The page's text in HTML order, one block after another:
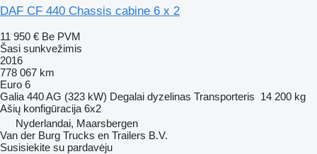
DAF CF 440 Chassis cabine 6 x 2
11 950 € Be PVM
Šasi sunkvežimis
2016
778 067 km
Euro 6
Galia 440 AG (323 kW) Degalai dyzelinas Transporteris 14 200 kg
Ašių konfigūracija 6x2
Nyderlandai, Maarsbergen
Van der Burg Trucks en Trailers B.V.
Susisiekite su pardavėju